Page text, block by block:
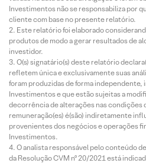
Investimentos não se responsabiliza por
cliente com base no presente relatório.
Este relatório foi elaborado
produtos de modo a gerar resultados de
investidor.
O(s) signatário(s) deste relatório
refletem única e exclusivamente suas
foram produzidas de forma independente,
Investimentos e que estão sujeitas a
decorrência de alterações nas condições
remuneração(es) é(são) indiretamente
provenientes dos negócios e operações
Investimentos.
O analista responsável pelo conteúdo
da Resolução CVM nº 20/2021 está